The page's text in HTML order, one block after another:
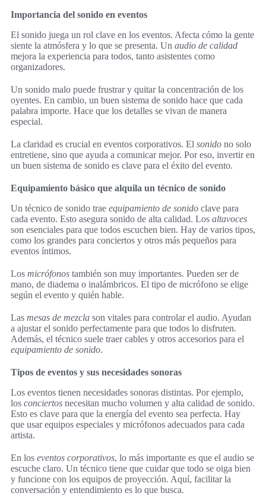
Importancia del sonido en eventos
El sonido juega un rol clave en los eventos. Afecta cómo la gente
siente la atmósfera y lo que se presenta. Un audio de calidad
mejora la experiencia para todos, tanto asistentes como
organizadores.
Un sonido malo puede frustrar y quitar la concentración de los
oyentes. En cambio, un buen sistema de sonido hace que cada
palabra importe. Hace que los detalles se vivan de manera
especial.
La claridad es crucial en eventos corporativos. El sonido no solo
entretiene, sino que ayuda a comunicar mejor. Por eso, invertir en
un buen sistema de sonido es clave para el éxito del evento.
Equipamiento básico que alquila un técnico de sonido
Un técnico de sonido trae equipamiento de sonido clave para
cada evento. Esto asegura sonido de alta calidad. Los altavoces
son esenciales para que todos escuchen bien. Hay de varios tipos,
como los grandes para conciertos y otros más pequeños para
eventos íntimos.
Los micrófonos también son muy importantes. Pueden ser de
mano, de diadema o inalámbricos. El tipo de micrófono se elige
según el evento y quién hable.
Las mesas de mezcla son vitales para controlar el audio. Ayudan
a ajustar el sonido perfectamente para que todos lo disfruten.
Además, el técnico suele traer cables y otros accesorios para el
equipamiento de sonido.
Tipos de eventos y sus necesidades sonoras
Los eventos tienen necesidades sonoras distintas. Por ejemplo,
los conciertos necesitan mucho volumen y alta calidad de sonido.
Esto es clave para que la energía del evento sea perfecta. Hay
que usar equipos especiales y micrófonos adecuados para cada
artista.
En los eventos corporativos, lo más importante es que el audio se
escuche claro. Un técnico tiene que cuidar que todo se oiga bien
y funcione con los equipos de proyección. Aquí, facilitar la
conversación y entendimiento es lo que busca.